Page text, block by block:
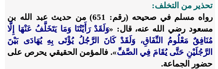
تحذير من التخلف:
رواه مسلم في صحيحه (رقم: 651) من حديث عبد الله بن
مسعود رضي الله عنه، قال: «وَلَقَدْ رَأَيْتُنَا وَمَا يَتَخَلَّفُ عَنْهَا إِلَّا
مُنَافِقٌ مَعْلُومُ النِّفَاقِ، وَلَقَدْ كَانَ الرَّجُلُ يُؤْتَى بِهِ يُهَادَى بَيْنَ
الرَّجُلَيْنِ حَتَّى يُقَامَ فِي الصَّفِّ». فالمؤمن الحقيقي يحرص على
حضور الجماعة.